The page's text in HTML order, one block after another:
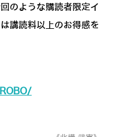
のような購読者限定イ
講読料以上のお得感を